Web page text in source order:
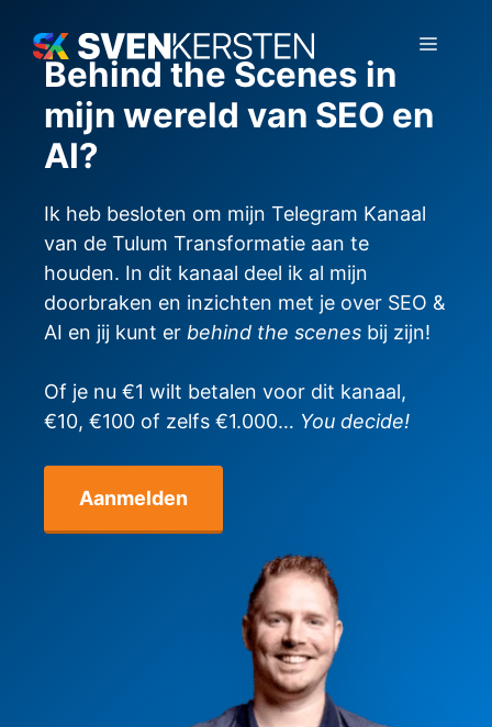
naar
inhoud
Menu
Behind the Scenes in
mijn wereld van SEO en
AI?
Ik heb besloten om mijn Telegram Kanaal
van de Tulum Transformatie aan te
houden. In dit kanaal deel ik al mijn
doorbraken en inzichten met je over SEO &
AI en jij kunt er behind the scenes bij zijn!
Of je nu €1 wilt betalen voor dit kanaal,
€10, €100 of zelfs €1.000… You decide!
Aanmelden